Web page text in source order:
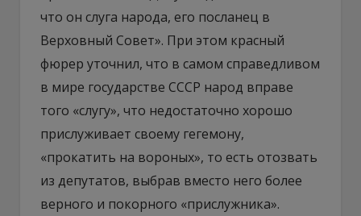
что он слуга народа, его посланец в
Верховный Совет». При этом красный
фюрер уточнил, что в самом справедливом
в мире государстве СССР народ вправе
того «слугу», что недостаточно хорошо
прислуживает своему гегемону,
«прокатить на вороных», то есть отозвать
из депутатов, выбрав вместо него более
верного и покорного «прислужника».